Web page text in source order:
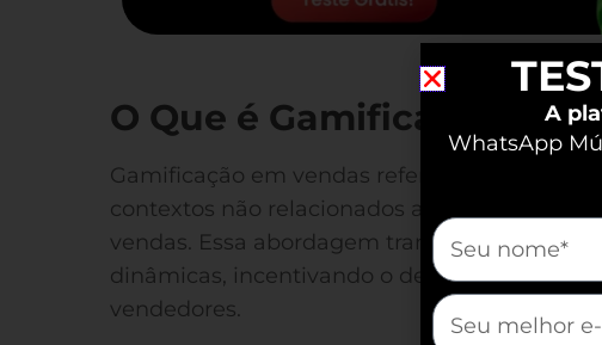
O Que é Gamificação em
Gamificação em vendas refere-se à
contextos não relacionados a jogos,
vendas. Essa abordagem transforma
dinâmicas, incentivando o desempenho e a
vendedores.
A
WhatsApp
mauticform[nome]
mauticform[email]